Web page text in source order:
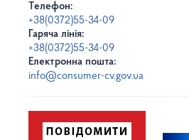
Телефон:
+38(0372)55-34-09
Гаряча лінія:
+38(0372)55-34-09
Електронна пошта:
info@consumer-cv.gov.ua